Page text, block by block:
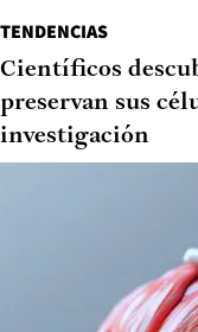
TENDENCIAS
Científicos
preservan sus
investigación